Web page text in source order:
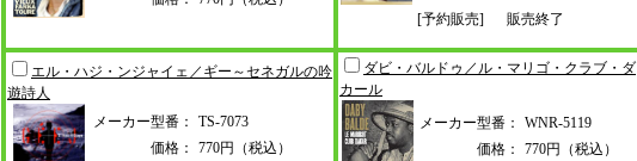
[予約販売]
販売終了
エル・ハジ・ンジャイェ／ギー～セネガルの吟
遊詩人
メーカー型番：
TS-7073
価格：
770円（税込）
ダビ・バルドゥ／ル・マリゴ・クラ ブ・ダ
カール
メーカー型番：
WNR-5119
価格：
770円（税込）